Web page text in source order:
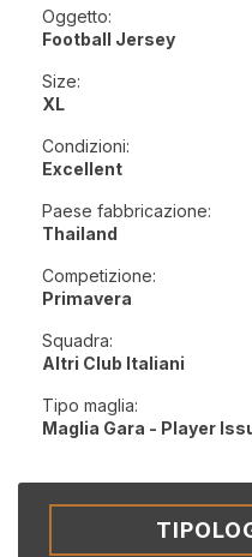
Oggetto:
Football Jersey
Size:
XL
Condizioni:
Excellent
Paese fabbricazione:
Thailand
Competizione:
Primavera
Squadra:
Altri Club Italiani
Tipo maglia:
Maglia Gara - Player